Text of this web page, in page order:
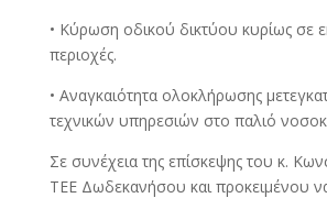
• Κύρωση οδικού δικτύου κυρίως σε
περιοχές.
• Αναγκαιότητα ολοκλήρωσης
τεχνικών υπηρεσιών στο παλιό
Σε συνέχεια της επίσκεψης του κ.
ΤΕΕ Δωδεκανήσου και προκειμένου